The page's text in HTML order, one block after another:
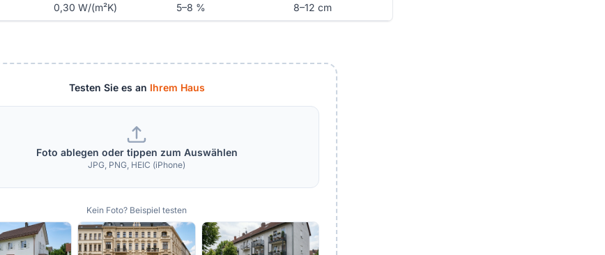
0,30 W/(m²K) 5–8 % 8–12 cm
Testen Sie es an Ihrem Haus
Foto ablegen oder tippen zum Auswählen
JPG, PNG, HEIC (iPhone)
Kein Foto? Beispiel testen